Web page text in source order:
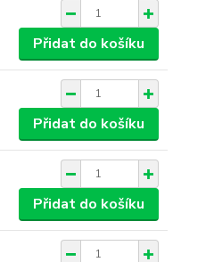
Přidat do košíku
Přidat do košíku
Přidat do košíku